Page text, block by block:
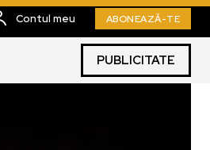
Contul meu ABONEAZĂ-TE
PUBLICITATE